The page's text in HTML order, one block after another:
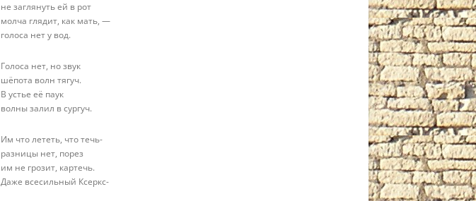
не заглянуть ей в рот
молча глядит, как мать, —
голоса нет у вод.
Голоса нет, но звук
шёпота волн тягуч.
В устье её паук
волны залил в сургуч.
Им что лететь, что течь-
разницы нет, порез
им не грозит, картечь.
Даже всесильный Ксеркс-